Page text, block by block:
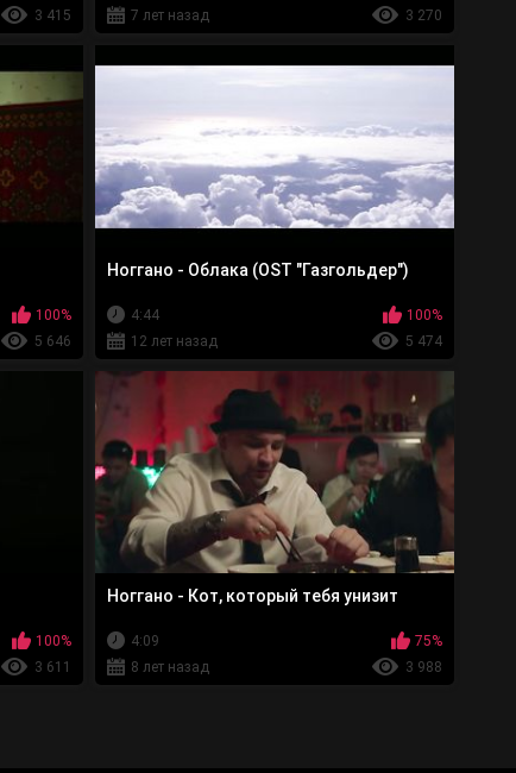
3 415
7 лет назад
3 270
100%
5 646
Ноггано - Облака (OST "Газгольдер")
4:44
100%
12 лет назад
5 474
100%
3 611
Ноггано - Кот, который тебя унизит
4:09
75%
8 лет назад
3 988